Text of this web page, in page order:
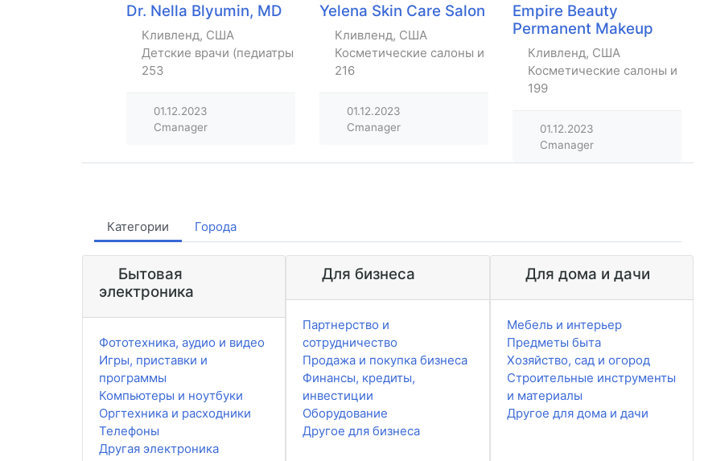
Dr. Nella Blyumin, MD
Кливленд, США
Детские врачи (педиатры)
253
01.12.2023
Cmanager
Yelena Skin Care Salon
Кливленд, США
Косметические салоны и парикмахерские
216
01.12.2023
Cmanager
Empire Beauty
Permanent Makeup
Кливленд, США
Косметические салоны и
199
01.12.2023
Cmanager
Категории Города
Бытовая
электроника
Фототехника, аудио и видео
Игры, приставки и
программы
Компьютеры и ноутбуки
Оргтехника и расходники
Телефоны
Другая электроника
Для бизнеса
Партнерство и
сотрудничество
Продажа и покупка бизнеса
Финансы, кредиты,
инвестиции
Оборудование
Другое для бизнеса
Для дома и дачи
Мебель и интерьер
Предметы быта
Хозяйство, сад и огород
Строительные инструменты
и материалы
Другое для дома и дачи